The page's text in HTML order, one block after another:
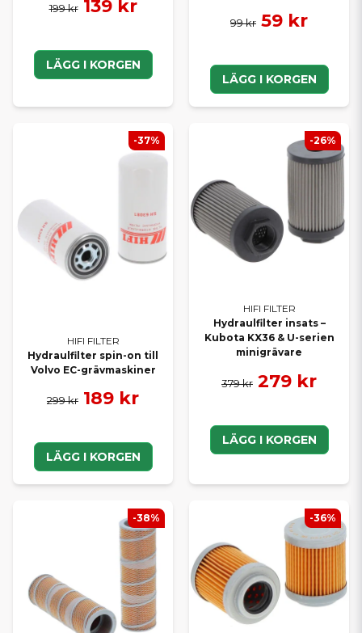
199 kr 139 kr
LÄGG I KORGEN
99 kr 59 kr
LÄGG I KORGEN
HIFI FILTER
Hydraulfilter spin-on till
Volvo EC-grävmaskiner
299 kr 189 kr
LÄGG I KORGEN
-37%
HIFI FILTER
Hydraulfilter insats –
Kubota KX36 & U-serien
minigrävare
379 kr 279 kr
LÄGG I KORGEN
-26%
-38% -36%